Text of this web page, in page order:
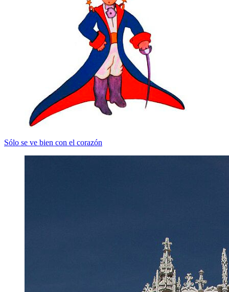
Sólo se ve bien con el corazón